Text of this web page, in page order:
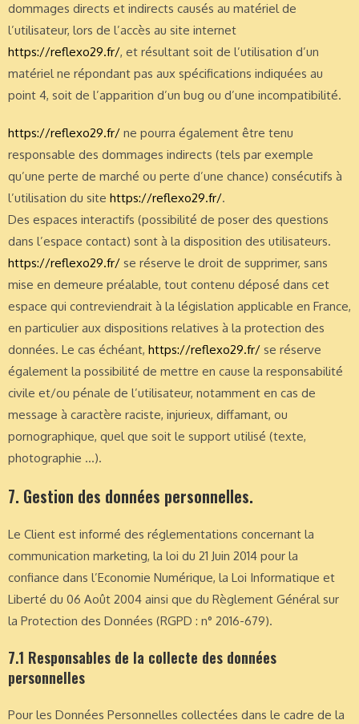
dommages directs et indirects causés au matériel de
l’utilisateur, lors de l’accès au site internet
https://reflexo29.fr/, et résultant soit de l’utilisation d’un
matériel ne répondant pas aux spécifications indiquées au
point 4, soit de l’apparition d’un bug ou d’une incompatibilité.
https://reflexo29.fr/ ne pourra également être tenu
responsable des dommages indirects (tels par exemple
qu’une perte de marché ou perte d’une chance) consécutifs à
l’utilisation du site https://reflexo29.fr/.
Des espaces interactifs (possibilité de poser des questions
dans l’espace contact) sont à la disposition des utilisateurs.
https://reflexo29.fr/ se réserve le droit de supprimer, sans
mise en demeure préalable, tout contenu déposé dans cet
espace qui contreviendrait à la législation applicable en France,
en particulier aux dispositions relatives à la protection des
données. Le cas échéant, https://reflexo29.fr/ se réserve
également la possibilité de mettre en cause la responsabilité
civile et/ou pénale de l’utilisateur, notamment en cas de
message à caractère raciste, injurieux, diffamant, ou
pornographique, quel que soit le support utilisé (texte,
photographie …).
7. Gestion des données personnelles.
Le Client est informé des réglementations concernant la
communication marketing, la loi du 21 Juin 2014 pour la
confiance dans l’Economie Numérique, la Loi Informatique et
Liberté du 06 Août 2004 ainsi que du Règlement Général sur
la Protection des Données (RGPD : n° 2016-679).
7.1 Responsables de la collecte des données
personnelles
Pour les Données Personnelles collectées dans le cadre de la